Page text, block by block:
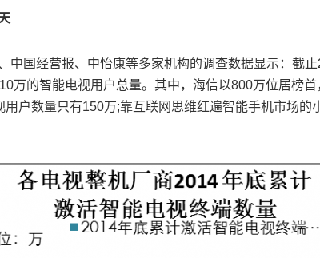
中国经营报、中怡康等多家机构的调查数据显示：截
万的智能电视用户总量。其中，海信以800万位居榜
用户数量只有150万;靠互联网思维红遍智能手机市场的